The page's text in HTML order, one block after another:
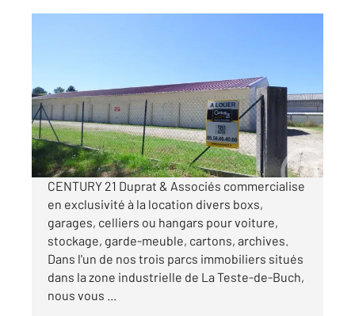
Parking à louer
95 €
par mois charges comprises
CENTURY 21 Duprat & Associés commercialise
en exclusivité à la location divers boxs,
garages, celliers ou hangars pour voiture,
stockage, garde-meuble, cartons, archives.
Dans l'un de nos trois parcs immobiliers situés
dans la zone industrielle de La Teste-de-Buch,
nous vous ...